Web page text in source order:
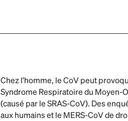
Chez l’homme, le CoV peut
Syndrome Respiratoire du Moyen-
(causé par le SRAS-CoV). Des
aux humains et le MERS-CoV de